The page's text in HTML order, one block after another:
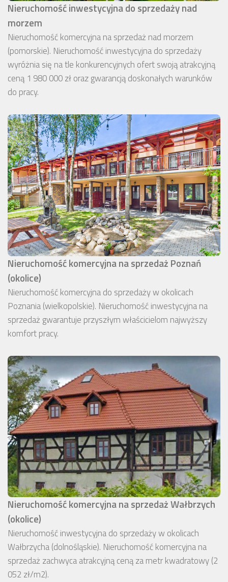
Nieruchomość inwestycyjna do sprzedaży nad
morzem
Nieruchomość komercyjna na sprzedaż nad morzem
(pomorskie). Nieruchomość inwestycyjna do sprzedaży
wyróżnia się na tle konkurencyjnych ofert swoją atrakcyjną
ceną 1 980 000 zł oraz gwarancją doskonałych warunków
do pracy.
Nieruchomość komercyjna na sprzedaż Poznań
(okolice)
Nieruchomość komercyjna do sprzedaży w okolicach
Poznania (wielkopolskie). Nieruchomość inwestycyjna na
sprzedaż gwarantuje przyszłym właścicielom najwyższy
komfort pracy.
Nieruchomość komercyjna na sprzedaż Wałbrzych
(okolice)
Nieruchomość inwestycyjna do sprzedaży w okolicach
Wałbrzycha (dolnośląskie). Nieruchomość komercyjna na
sprzedaż zachwyca atrakcyjną ceną za metr kwadratowy (2
052 zł/m2).